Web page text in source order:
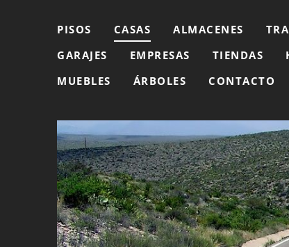
PISOS CASAS ALMACENES
GARAJES
EMPRESAS TIENDAS
MUEBLES
ÁRBOLES CONTACTO